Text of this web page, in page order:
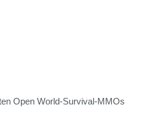
Open World-Survival-MMOs